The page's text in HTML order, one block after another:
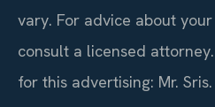
vary. For advice about
consult a licensed
for this advertising: Mr. Sris.